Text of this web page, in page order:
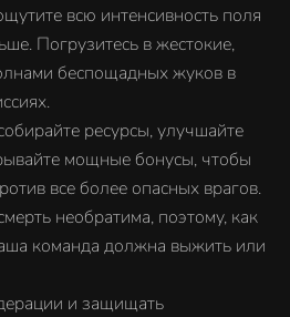
всю интенсивность поля
Погрузитесь в жестокие,
беспощадных жуков в
ресурсы, улучшайте
мощные бонусы, чтобы
все более опасных врагов.
необратима, поэтому, как
команда должна выжить или
и защищать